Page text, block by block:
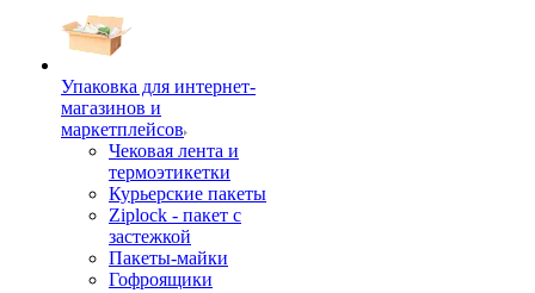
Упаковка для интернет-
магазинов и
маркетплейсов
Чековая лента и
термоэтикетки
Курьерские пакеты
Ziplock - пакет с
застежкой
Пакеты-майки
Гофроящики